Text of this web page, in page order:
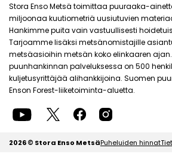
Stora Enso Metsä toimittaa puuraaka-
miljoonaa kuutiometriä uusiutuvien
Hankimme puita vain vastuullisesti
Tarjoamme lisäksi metsänomistajille
metsäasioihin metsän koko elinkaaren
puunhankinnan palveluksessa on 500
kuljetusyrittäjää alihankkijoina. Suomen
Enson Forest-liiketoiminta-aluetta.
2026 © Stora Enso MetsäPuheluiden hinnat